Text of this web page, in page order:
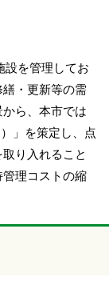
を管理してお
・更新等の需
ら、本市では
」を策定し、点
り入れること
理コストの縮